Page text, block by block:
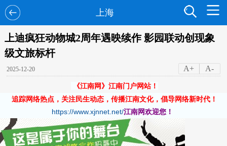
上海
上迪疯狂动物城2周年遇映续作 影园联动创现象
级文旅标杆
2025-12-20 A+ A-
《江南网》江南门户网站！
追踪网络热点，关注民生动态，传播江南文化，倡导网络新时代！
https://www.xjnnet.net/江南网欢迎您！